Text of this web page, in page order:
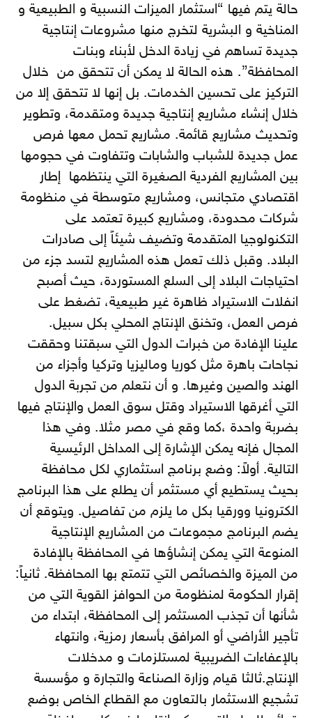
حالة يتم فيها “استثمار الميزات النسبية و الطبيعية و
المناخية و البشرية لتخرج منها مشروعات إنتاجية
جديدة تساهم في زيادة الدخل لأبناء وبنات
المحافظة”. هذه الحالة لا يمكن أن تتحقق من خلال
التركيز على تحسين الخدمات. بل إنها لا تتحقق إلا من
خلال إنشاء مشاريع إنتاجية جديدة ومتقدمة، وتطوير
وتحديث مشاريع قائمة. مشاريع تحمل معها فرص
عمل جديدة للشباب والشابات وتتفاوت في حجومها
بين المشاريع الفردية الصغيرة التي ينتظمها إطار
اقتصادي متجانس، ومشاريع متوسطة في منظومة
شركات محدودة، ومشاريع كبيرة تعتمد على
التكنولوجيا المتقدمة وتضيف شيئاً إلى صادرات
البلاد. وقبل ذلك تعمل هذه المشاريع لتسد جزء من
احتياجات البلاد إلى السلع المستوردة، حيث أصبح
انفلات الاستيراد ظاهرة غير طبيعية، تضغط على
فرص العمل، وتخنق الإنتاج المحلي بكل سبيل.
علينا الإفادة من خبرات الدول التي سبقتنا وحققت
نجاحات باهرة مثل كوريا وماليزيا وتركيا وأجزاء من
الهند والصين وغيرها. و أن نتعلم من تجربة الدول
التي أغرقها الاستيراد وقتل سوق العمل والإنتاج فيها
بضربة واحدة ،كما وقع في مصر مثلا. وفي هذا
المجال فإنه يمكن الإشارة إلى المداخل الرئيسية
التالية. أولاً: وضع برنامج استثماري لكل محافظة
بحيث يستطيع أي مستثمر أن يطلع على هذا البرنامج
الكترونيا وورقيا بكل ما يلزم من تفاصيل. ويتوقع أن
يضم البرنامج مجموعات من المشاريع الإنتاجية
المنوعة التي يمكن إنشاؤها في المحافظة بالإفادة
من الميزة والخصائص التي تتمتع بها المحافظة. ثانياً:
إقرار الحكومة لمنظومة من الحوافز القوية التي من
شأنها أن تجذب المستثمر إلى المحافظة، ابتداء من
تأجير الأراضي أو المرافق بأسعار رمزية، وانتهاء
بالإعفاءات الضريبية لمستلزمات و مدخلات
الإنتاج.ثالثا قيام وزارة الصناعة والتجارة و مؤسسة
تشجيع الاستثمار بالتعاون مع القطاع الخاص بوضع